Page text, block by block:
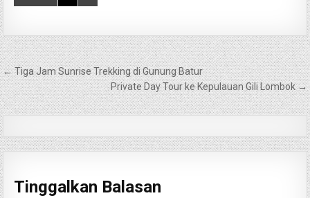
Navigasi
pos
← Tiga Jam Sunrise Trekking di Gunung Batur
Private Day Tour ke Kepulauan Gili Lombok →
Tinggalkan Balasan